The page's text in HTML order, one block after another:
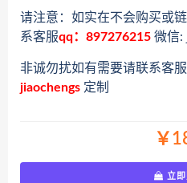
请注意：如实在不会购买或
系客服qq：897276215 微信:
非诚勿扰如有需要请联系客
jiaochengs 定制
￥
立